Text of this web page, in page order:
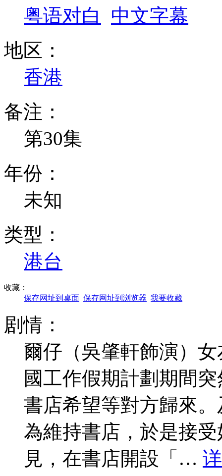
粤语对白
中文字幕
地区：
香港
备注：
第30集
年份：
未知
类型：
港台
收藏：
保存网址到桌面 保存网址到浏览器 我要收藏
剧情：
爾仔（吳肇軒飾演）
國工作假期計劃期間
書店希望等對方歸來
為維持書店，於是接
見，在書店開設「…